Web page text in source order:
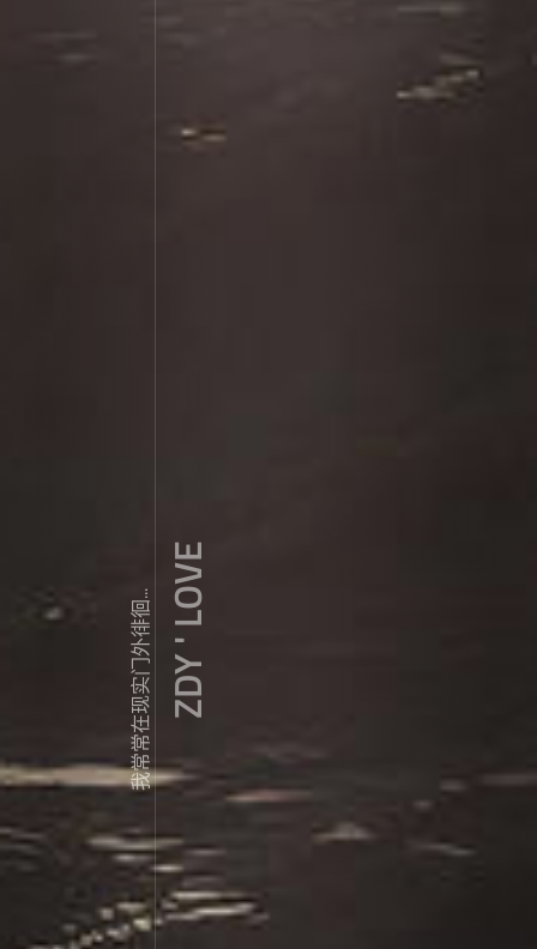
我常常在现实门外徘徊...ZDY ' LOVE